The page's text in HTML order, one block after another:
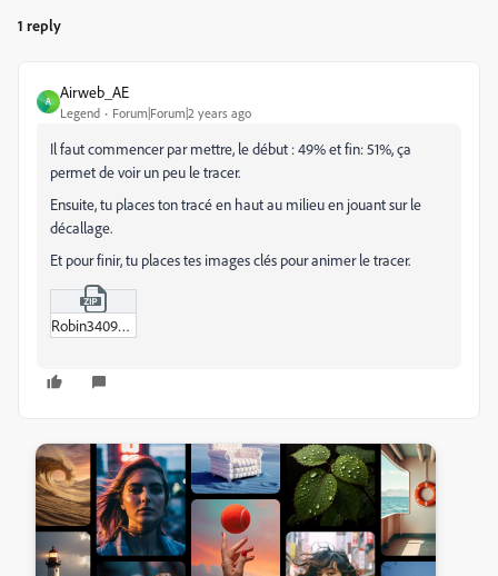
1 reply
A
Airweb_AE
Legend Forum|Forum|2 years ago
Il faut commencer par mettre, le début : 49% et fin: 51%, ça
permet de voir un peu le tracer.
Ensuite, tu places ton tracé en haut au milieu en jouant sur le
décallage.
Et pour finir, tu places tes images clés pour animer le tracer.
Robin34093309kq8h.zip